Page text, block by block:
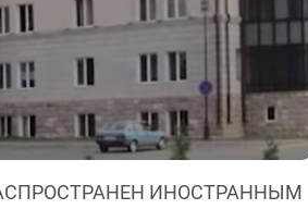
ИНОСТРАННЫМ